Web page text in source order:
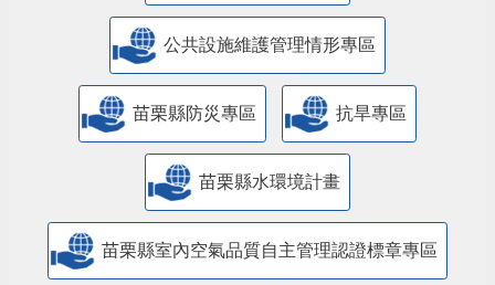
​公共設施維護管理情形專區
苗栗縣防災專區 抗旱專區
苗栗縣水環境計畫
苗栗縣室內空氣品質自主管理認證標章專區